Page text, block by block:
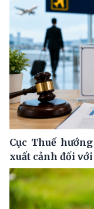
Cục Thuế
xuất cảnh đối